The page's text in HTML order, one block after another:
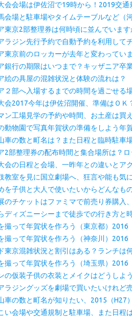
会会場は伊佐沼で19時から！2019交通
会場と駐車場やタイムテーブルなど（
東京2部整理券は何時頃に並んでいま
ラジン先行予約で自動予約を利用して
東京前のロッカーが去年と変わってい
銀行の期限はいつまで？キッザニア卒
絵の具屋の混雑状況と体験の流れは？
２部へ入場するまでの時間を過ごせる
会2017今年は伊佐沼開催、準備はＯＫ
ン工場見学の予約や時間、お土産は買
動物園で写真年賀状の準備をしよう年
車の数と町名は？また日程と臨時駐車
2部整理券の配布時間と集合場所は？
会の日程と会場、一昨年との違いとア
教室を見に国立劇場へ、狂言や能も気
を子供と大人で使いたいからどんなも
のチケットはファミマで前売り券購入
ディズニーシーまで徒歩での行き方と
撮って年賀状を作ろう（東京都）2016
撮って年賀状を作ろう（神奈川）2016
東京混雑状況と割引はある？ランチは
撮って年賀状を作ろう（埼玉県）2016
の仮装子供の衣装とメイクはどうしよ
ラジングッズを劇場で買いたいけれど
車の数と町名が知りたい、2015（H27
い会場や交通規制と駐車場、また日程